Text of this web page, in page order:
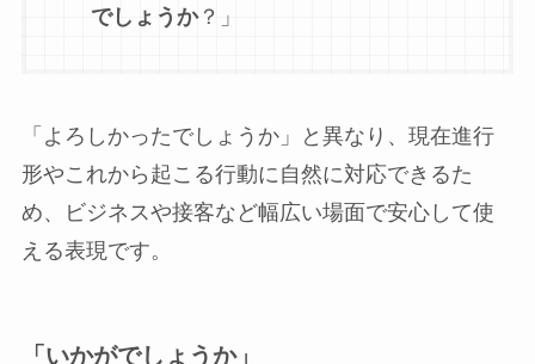
でしょうか？」
「よろしかったでしょうか」と異なり、現在進行
形やこれから起こる行動に自然に対応できるた
め、ビジネスや接客など幅広い場面で安心して使
える表現です。
「いかがでしょうか」